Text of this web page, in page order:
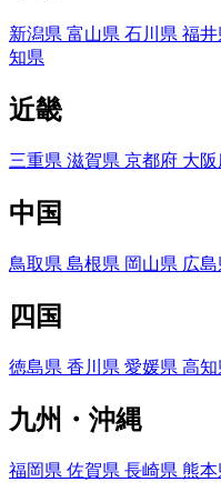
新潟県 富山県 石川県 福井
知県
近畿
三重県 滋賀県 京都府 大
中国
鳥取県 島根県 岡山県 広島
四国
徳島県 香川県 愛媛県 高知
九州・沖縄
福岡県 佐賀県 長崎県 熊本